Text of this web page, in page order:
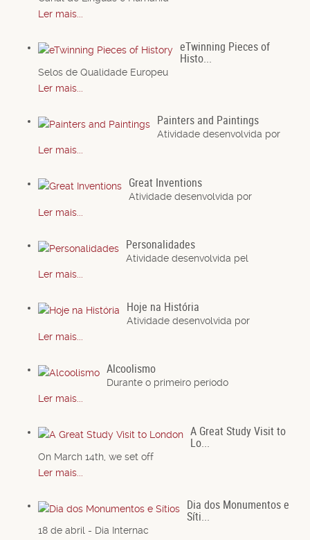
Ler mais...
eTwinning Pieces of
Histo...
Selos de Qualidade Europeu
Ler mais...
Painters and Paintings
Atividade desenvolvida por
Ler mais...
Great Inventions
Atividade desenvolvida por
Ler mais...
Personalidades
Atividade desenvolvida pel
Ler mais...
Hoje na História
Atividade desenvolvida por
Ler mais...
Alcoolismo
Durante o primeiro período
Ler mais...
A Great Study Visit to
Lo...
On March 14th, we set off
Ler mais...
Dia dos Monumentos e
Síti...
18 de abril - Dia Internac